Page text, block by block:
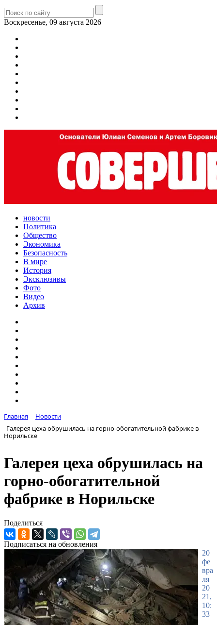
Воскресенье, 09 августа 2026
новости
Политика
Общество
Экономика
Безопасность
В мире
История
Эксклюзивы
Фото
Видео
Архив
Главная
Новости
Галерея цеха обрушилась на горно-обогатительной фабрике в
Норильске
Галерея цеха обрушилась на
горно-обогатительной
фабрике в Норильске
Поделиться
Подписаться на обновления
20
фе
вра
ля
20
21,
10:
33